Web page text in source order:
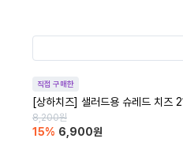
직접 구매한
[상하치즈] 샐러드용 슈레드 치즈
8,200원
15% 6,900원